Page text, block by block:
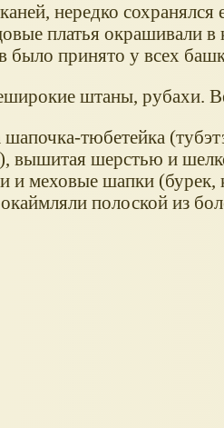
нередко сохранялся
платья окрашивали
было принято у всех
штаны, рубахи.
тюбетейка
вышитая шерстью и
и меховые шапки
полоской из